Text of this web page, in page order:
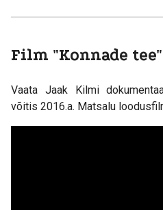
Film "Konnade tee"
Vaata Jaak Kilmi
võitis 2016.a. Matsalu